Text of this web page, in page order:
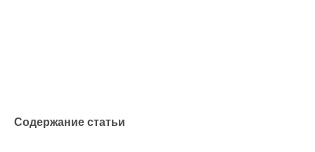
Содержание статьи